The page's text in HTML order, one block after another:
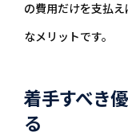
の費用だけを支払
なメリットです。
着手すべき
る